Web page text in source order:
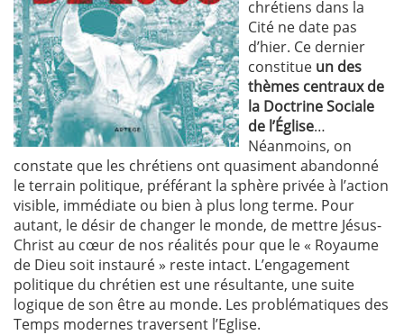
chrétiens dans la
Cité ne date pas
d’hier. Ce dernier
constitue un des
thèmes centraux de
la Doctrine Sociale
de l’Église…
Néanmoins, on
constate que les chrétiens ont quasiment abandonné
le terrain politique, préférant la sphère privée à l’action
visible, immédiate ou bien à plus long terme. Pour
autant, le désir de changer le monde, de mettre Jésus-
Christ au cœur de nos réalités pour que le « Royaume
de Dieu soit instauré » reste intact. L’engagement
politique du chrétien est une résultante, une suite
logique de son être au monde. Les problématiques des
Temps modernes traversent l’Eglise.